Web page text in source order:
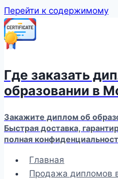
Перейти к содержимому
Где заказать
образовании в
Закажите диплом об
Быстрая доставка,
полная
Главная
Продажа дипломов